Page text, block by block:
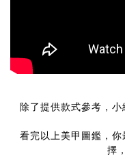
除了提供款式參考，
看完以上美甲圖鑑，
擇